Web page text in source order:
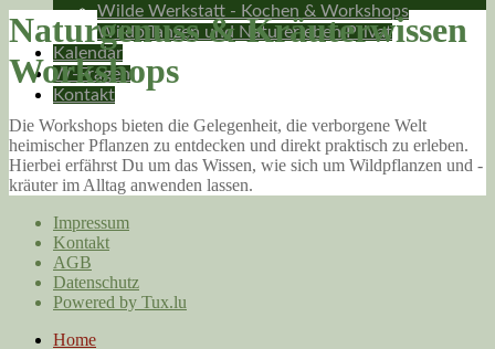
Wilde Werkstatt - Kochen & Workshops
Wildpflanzen und Naturerleben Privat
Kalendar
W-Fragen
Kontakt
Naturgenuss & Kräuterwissen
Workshops
Die Workshops bieten die Gelegenheit, die verborgene Welt
heimischer Pflanzen zu entdecken und direkt praktisch zu erleben.
Hierbei erfährst Du um das Wissen, wie sich um Wildpflanzen und -
kräuter im Alltag anwenden lassen.
Impressum
Kontakt
AGB
Datenschutz
Powered by Tux.lu
Home